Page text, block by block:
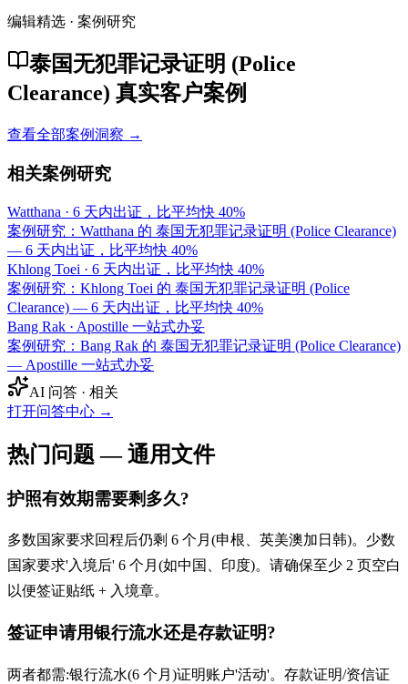
编辑精选 · 案例研究
泰国无犯罪记录证明 (Police
Clearance) 真实客户案例
查看全部案例洞察 →
相关案例研究
Watthana · 6 天内出证，比平均快 40%
案例研究：Watthana 的 泰国无犯罪记录证明 (Police Clearance)
— 6 天内出证，比平均快 40%
Khlong Toei · 6 天内出证，比平均快 40%
案例研究：Khlong Toei 的 泰国无犯罪记录证明 (Police
Clearance) — 6 天内出证，比平均快 40%
Bang Rak · Apostille 一站式办妥
案例研究：Bang Rak 的 泰国无犯罪记录证明 (Police Clearance)
— Apostille 一站式办妥
AI 问答 · 相关
打开问答中心 →
热门问题 — 通用文件
护照有效期需要剩多久?
多数国家要求回程后仍剩 6 个月(申根、英美澳加日韩)。少数
国家要求'入境后' 6 个月(如中国、印度)。请确保至少 2 页空白
以便签证贴纸 + 入境章。
签证申请用银行流水还是存款证明?
两者都需:银行流水(6 个月)证明账户'活动'。存款证明/资信证